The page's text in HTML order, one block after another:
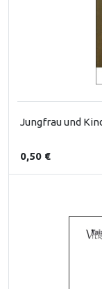
Jungfrau und
0,50 €